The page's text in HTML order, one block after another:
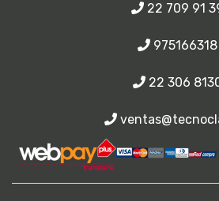
22 709 91
975166318
22 306